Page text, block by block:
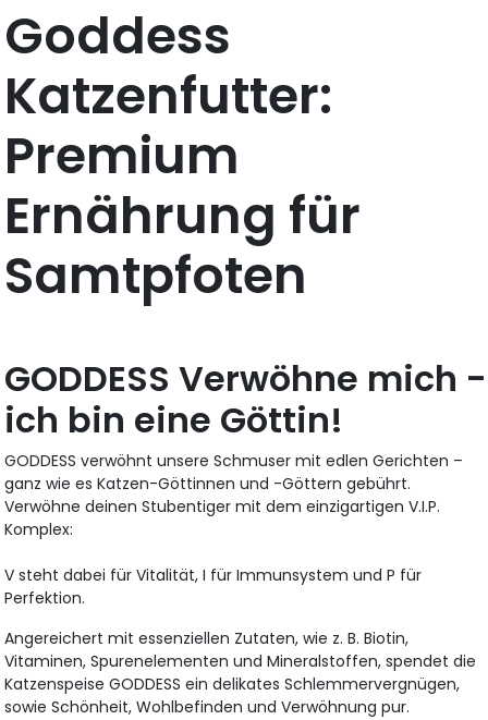
Goddess
Katzenfutter:
Premium
Ernährung für
Samtpfoten
GODDESS Verwöhne mich -
ich bin eine Göttin!
GODDESS verwöhnt unsere Schmuser mit edlen Gerichten –
ganz wie es Katzen-Göttinnen und -Göttern gebührt.
Verwöhne deinen Stubentiger mit dem einzigartigen V.I.P.
Komplex:
V steht dabei für Vitalität, I für Immunsystem und P für
Perfektion.
Angereichert mit essenziellen Zutaten, wie z. B. Biotin,
Vitaminen, Spurenelementen und Mineralstoffen, spendet die
Katzenspeise GODDESS ein delikates Schlemmervergnügen,
sowie Schönheit, Wohlbefinden und Verwöhnung pur.